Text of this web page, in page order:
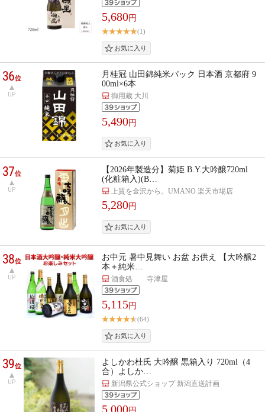
5,680円
(1)
36位
UP
月桂冠 山田錦純米パック 日本酒 京都府 9
00ml×6本
御用蔵 大川
5,490円
37位
UP
【2026年製造分】菊姫 B.Y.大吟醸720ml
(化粧箱入)(B…
上質を金沢から。UMANO 楽天市場店
5,280円
38位
UP
お中元 暑中見舞い お盆 お供え 【大吟醸2
本＋純米…
酒食処 寺津屋
5,115円
(64)
39位
UP
よしかわ杜氏 大吟醸 黒箱入り 720ml（4
合）よしか…
新潟県公式ショップ 新潟直送計画
5,000